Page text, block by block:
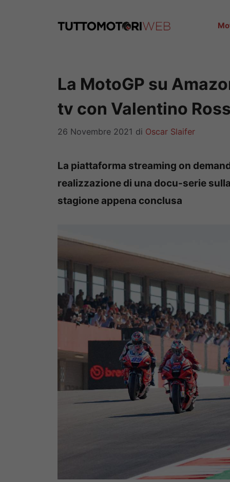
La MotoGP su
tv con Valentino
26 Novembre 2021 di Oscar Slaifer
La piattaforma streaming on
realizzazione di una docu-serie
stagione appena conclusa